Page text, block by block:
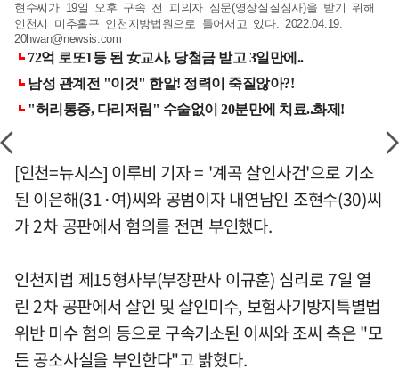
현수씨가 19일 오후 구속 전 피의자 심문(영장실질심사)을 받기 위해
인천시 미추홀구 인천지방법원으로 들어서고 있다. 2022.04.19.
20hwan@newsis.com
[인천=뉴시스] 이루비 기자 = '계곡 살인사건'으로 기소
된 이은해(31·여)씨와 공범이자 내연남인 조현수(30)씨
가 2차 공판에서 혐의를 전면 부인했다.
인천지법 제15형사부(부장판사 이규훈) 심리로 7일 열
린 2차 공판에서 살인 및 살인미수, 보험사기방지특별법
위반 미수 혐의 등으로 구속기소된 이씨와 조씨 측은 "모
든 공소사실을 부인한다"고 밝혔다.